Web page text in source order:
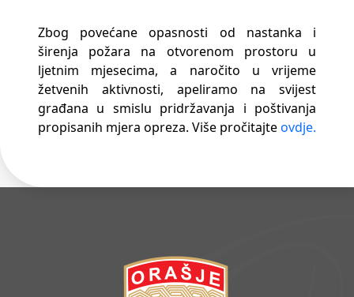
Zbog povećane opasnosti od nastanka i
širenja požara na otvorenom prostoru u
ljetnim mjesecima, a naročito u vrijeme
žetvenih aktivnosti, apeliramo na svijest
građana u smislu pridržavanja i poštivanja
propisanih mjera opreza. Više pročitajteovdje.